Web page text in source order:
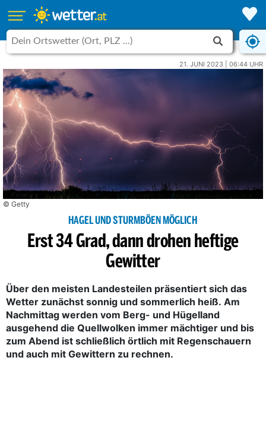
21. JUNI 2023 | 06:44 UHR
© Getty
HAGEL UND STURMBÖEN MÖGLICH
Erst 34 Grad, dann drohen heftige
Gewitter
Über den meisten Landesteilen präsentiert sich das
Wetter zunächst sonnig und sommerlich heiß. Am
Nachmittag werden vom Berg- und Hügelland
ausgehend die Quellwolken immer mächtiger und bis
zum Abend ist schließlich örtlich mit Regenschauern
und auch mit Gewittern zu rechnen.